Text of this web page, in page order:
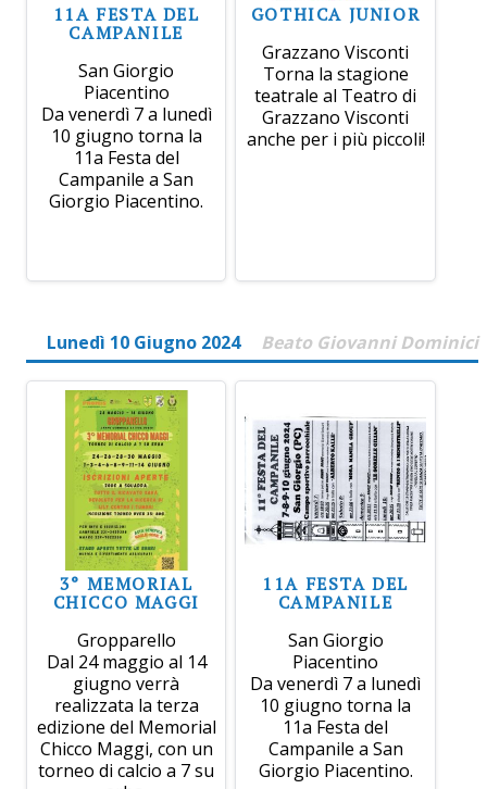
11A FESTA DEL
CAMPANILE
San Giorgio
Piacentino
Da venerdì 7 a lunedì
10 giugno torna la
11a Festa del
Campanile a San
Giorgio Piacentino.
GOTHICA JUNIOR
Grazzano Visconti
Torna la stagione
teatrale al Teatro di
Grazzano Visconti
anche per i più piccoli!
Lunedì 10 Giugno 2024 Beato Giovanni Dominici
3° MEMORIAL
CHICCO MAGGI
Gropparello
Dal 24 maggio al 14
giugno verrà
realizzata la terza
edizione del Memorial
Chicco Maggi, con un
torneo di calcio a 7 su
11A FESTA DEL
CAMPANILE
San Giorgio
Piacentino
Da venerdì 7 a lunedì
10 giugno torna la
11a Festa del
Campanile a San
Giorgio Piacentino.